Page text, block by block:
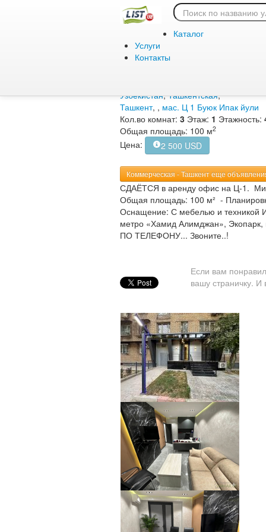
Каталог
Услуги
Контакты
Главная Аренда/Коммерческая
Аренда /
мас. Ц 1
Узбекистан,Ташкентская,
Ташкент, , мас. Ц 1 Буюк Ипак йули
Кол.во комнат: 3 Этаж: 1 Этажность:
Общая площадь: 100 м2
Цена: 2 500 USD
Коммерческая - Ташкент еще
СДАЁТСЯ в аренду офис на Ц-1.
Общая площадь: 100 м² -
Оснащение: С мебелью и техникой
метро «Хамид Алимджан»,
ПО ТЕЛЕФОНУ... Звоните..!
Если вам
вашу страничку. И